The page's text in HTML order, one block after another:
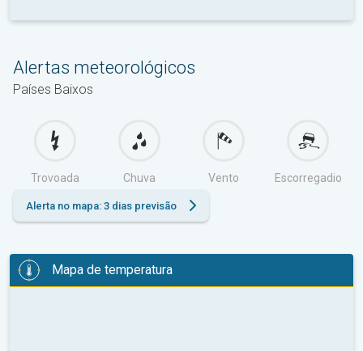
Alertas meteorológicos
Países Baixos
Trovoada Chuva Vento Escorregadio
Alerta no mapa: 3 dias previsão
Mapa de temperatura